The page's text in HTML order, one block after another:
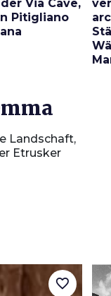
Via Cave,
Pitigliano
Landschaft,
Etrusker
favorite_border